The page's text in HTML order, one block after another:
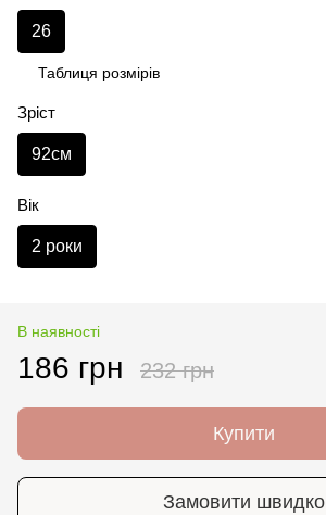
26
Таблиця розмірів
Зріст
92см
Вік
2 роки
В наявності
186 грн 232 грн
Купити
Замовити швидко